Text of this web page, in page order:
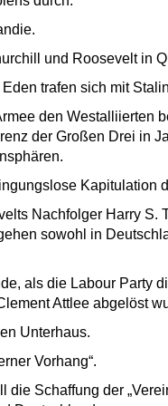
und Roosevelt in
trafen sich mit
den Westalliierten
der Großen Drei in
Kapitulation
Nachfolger Harry S.
sowohl in
als die Labour Party
Attlee abgelöst
Unterhaus.
Vorhang“.
Schaffung der